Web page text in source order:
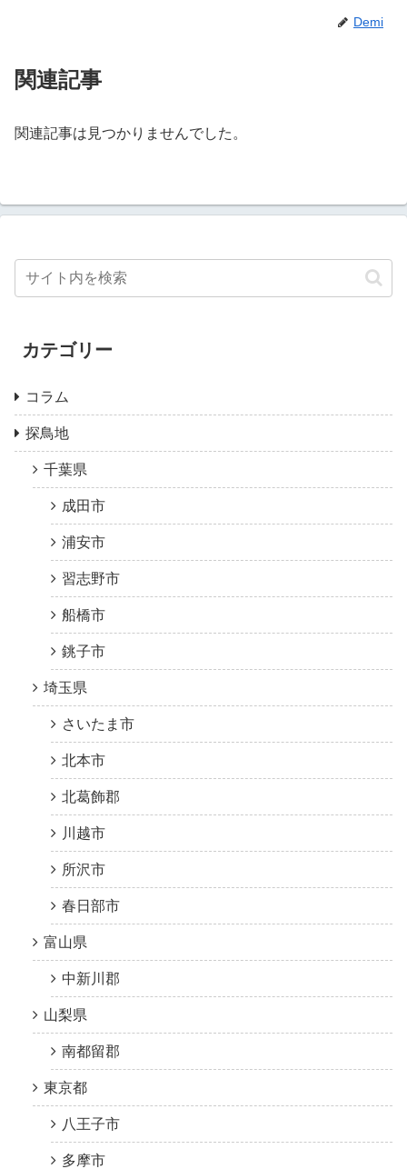
Demi
関連記事
関連記事は見つかりませんでした。
カテゴリー
コラム
探鳥地
千葉県
成田市
浦安市
習志野市
船橋市
銚子市
埼玉県
さいたま市
北本市
北葛飾郡
川越市
所沢市
春日部市
富山県
中新川郡
山梨県
南都留郡
東京都
八王子市
多摩市